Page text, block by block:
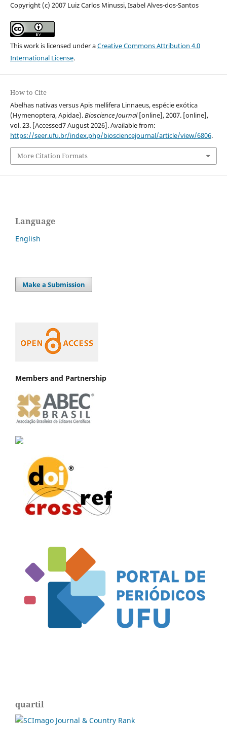
Copyright (c) 2007 Luiz Carlos Minussi, Isabel Alves-dos-Santos
This work is licensed under aCreative Commons Attribution 4.0
International License.
How to Cite
Abelhas nativas versus Apis mellifera Linnaeus, espécie exótica
(Hymenoptera, Apidae).Bioscience Journal[online], 2007. [online],
vol. 23. [Accessed7 August 2026]. Available from:
https://seer.ufu.br/index.php/biosciencejournal/article/view/6806.
More Citation Formats
Language
English
Make a Submission
Members and Partnership
quartil